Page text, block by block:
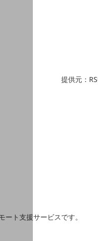
提供元：
ト支援サービスです。